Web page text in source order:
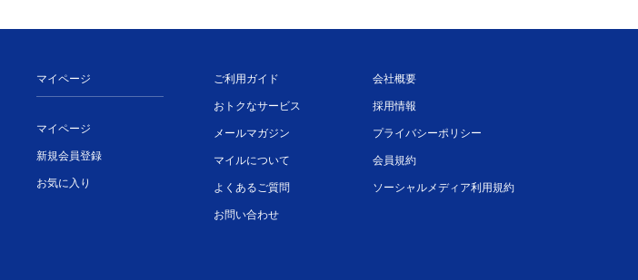
マイページ
マイページ
新規会員登録
お気に入り
ご利用ガイド
おトクなサービス
メールマガジン
マイルについて
よくあるご質問
お問い合わせ
会社概要
採用情報
プライバシーポリシー
会員規約
ソーシャルメディア利用規約